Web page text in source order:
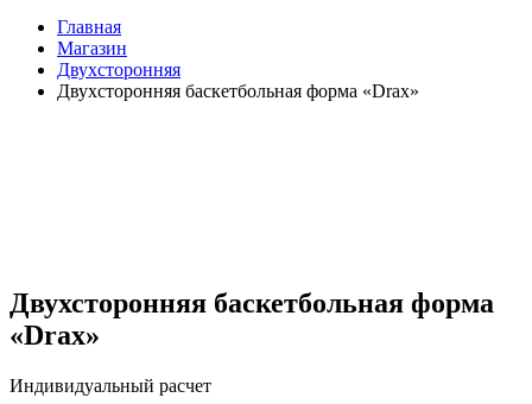
Главная
Магазин
Двухсторонняя
Двухсторонняя баскетбольная форма «Drax»
Двухсторонняя баскетбольная форма
«Drax»
Индивидуальный расчет